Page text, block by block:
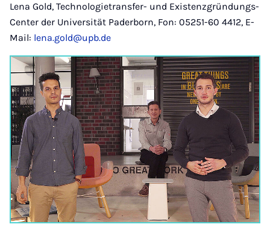
Lena Gold, Technologietransfer- und Existenzgründungs-
Center der Universität Paderborn, Fon: 05251-60 4412, E-
Mail: lena.gold@upb.de